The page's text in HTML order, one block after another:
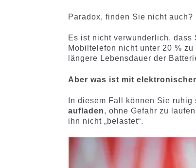
Paradox, finden Sie nicht auch?
Es ist nicht verwunderlich, dass
Mobiltelefon nicht unter 20 %
längere Lebensdauer der
Aber was ist mit
In diesem Fall können Sie
aufladen, ohne Gefahr zu
ihn nicht „belastet“.